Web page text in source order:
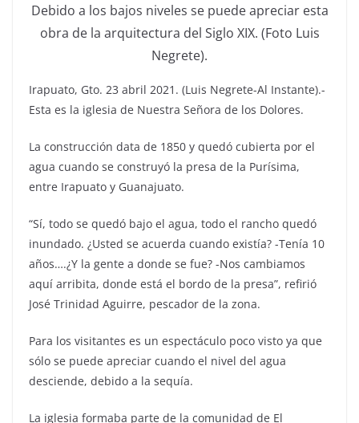
Debido a los bajos niveles se puede apreciar esta
obra de la arquitectura del Siglo XIX. (Foto Luis
Negrete).
Irapuato, Gto. 23 abril 2021. (Luis Negrete-Al Instante).-
Esta es la iglesia de Nuestra Señora de los Dolores.
La construcción data de 1850 y quedó cubierta por el
agua cuando se construyó la presa de la Purísima,
entre Irapuato y Guanajuato.
“Sí, todo se quedó bajo el agua, todo el rancho quedó
inundado. ¿Usted se acuerda cuando existía? -Tenía 10
años….¿Y la gente a donde se fue? -Nos cambiamos
aquí arribita, donde está el bordo de la presa”, refirió
José Trinidad Aguirre, pescador de la zona.
Para los visitantes es un espectáculo poco visto ya que
sólo se puede apreciar cuando el nivel del agua
desciende, debido a la sequía.
La iglesia formaba parte de la comunidad de El